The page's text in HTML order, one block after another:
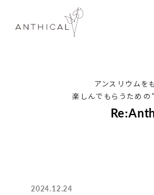
アンスリウムを
楽しんでもらうための
2024.12.24